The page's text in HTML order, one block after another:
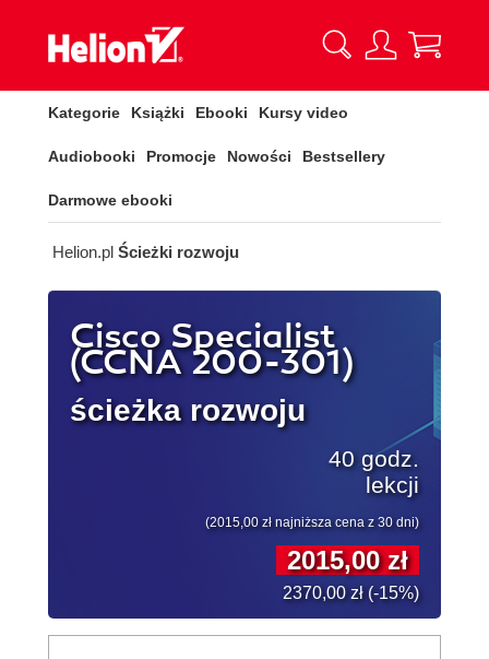
Kategorie Książki Ebooki Kursy video
Audiobooki Promocje Nowości Bestsellery
Darmowe ebooki
Helion.pl Ścieżki rozwoju
Cisco Specialist
(CCNA 200-301)
ścieżka rozwoju
40 godz.
lekcji
(2015,00 zł najniższa cena z 30 dni)
2015,00 zł
2370,00 zł (-15%)